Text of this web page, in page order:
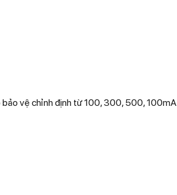
vệ chỉnh định từ 100, 300, 500, 100mA